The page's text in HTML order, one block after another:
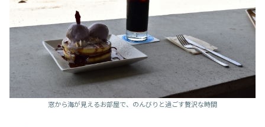
窓から海が見えるお部屋で、のんびりと過ごす贅沢な時間